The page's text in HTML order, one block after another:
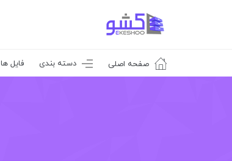
صفحه اصلی دسته بندی فایل ها